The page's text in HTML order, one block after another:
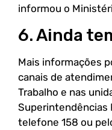
informou o
6. Ainda
Mais informações
canais de
Trabalho e nas
Superintendências
telefone 158 ou